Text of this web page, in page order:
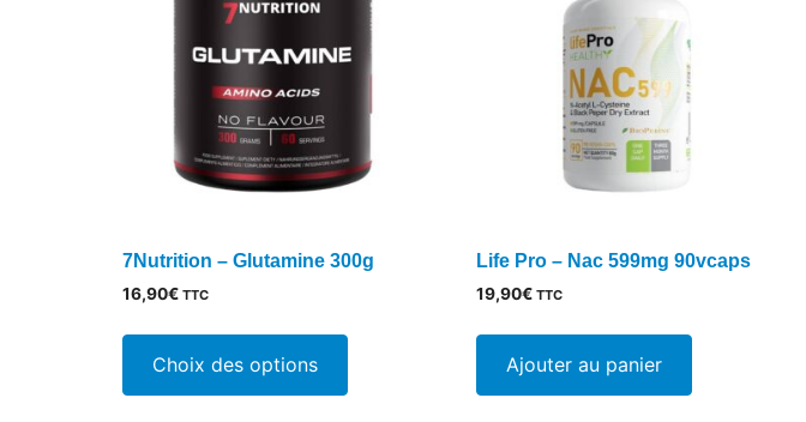
7Nutrition – Glutamine 300g
16,90€ TTC
Choix des options
a
Life Pro – Nac 599mg 90vcaps
19,90€ TTC
Ajouter au panier